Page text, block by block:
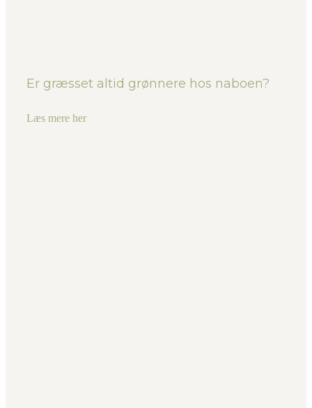
Er græsset altid grønnere hos naboen?
Læs mere her